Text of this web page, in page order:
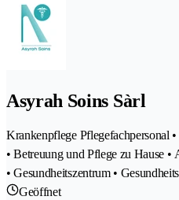
Asyrah Soins Sàrl
Krankenpflege Pflegefachpersonal
• Betreuung und Pflege zu Hause •
• Gesundheitszentrum •
Geöffnet